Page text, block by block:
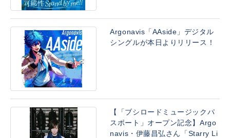
Argonavis「AAside」デジタル
シングルが本日よりリリース！
【「ブシロードミュージックパ
スポート」オープン記念】Argo
navis・伊藤昌弘さん「Starry Li